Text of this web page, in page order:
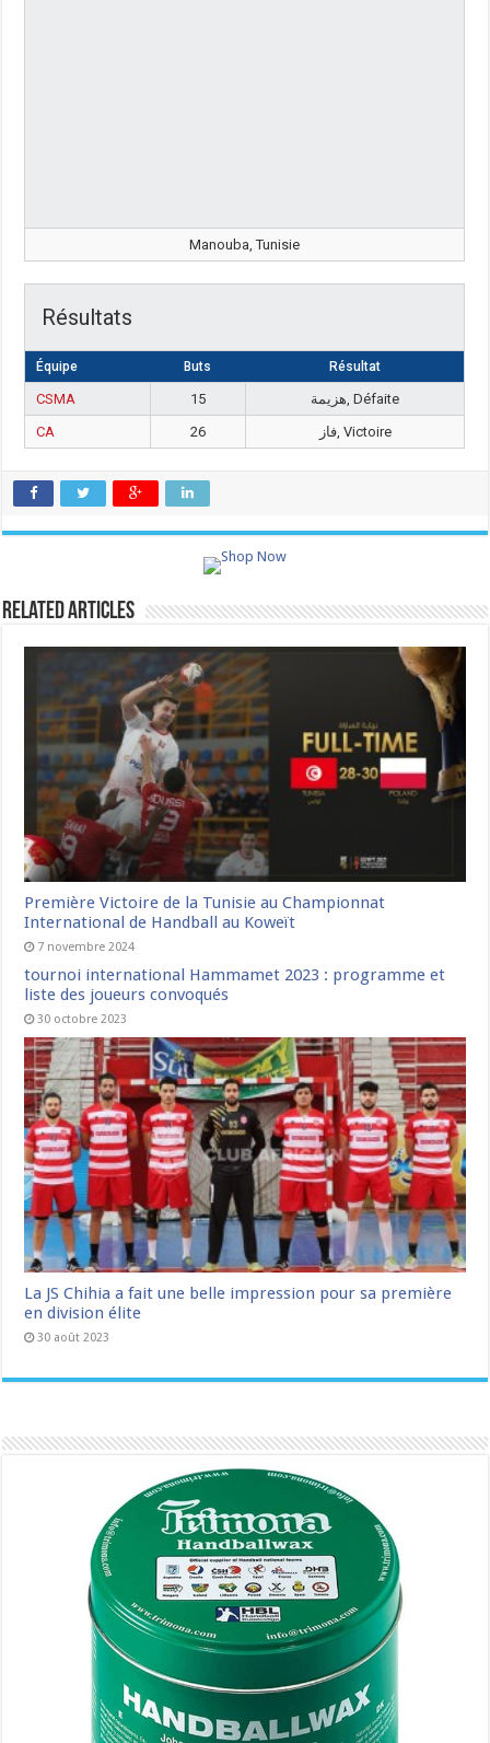
Manouba, Tunisie
Résultats
Équipe Buts Résultat
CSMA 15
هزيمة, Défaite
CA
26 فاز, Victoire
Related Articles
Première Victoire de la Tunisie au Championnat
International de Handball au Koweït
7 novembre 2024
tournoi international Hammamet 2023 : programme et
liste des joueurs convoqués
30 octobre 2023
La JS Chihia a fait une belle impression pour sa première
en division élite
30 août 2023